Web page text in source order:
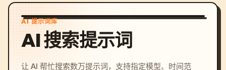
AI 提示词库
AI 搜索提示词
让 AI 帮忙搜索数万提示词，支持指定模型、时间范